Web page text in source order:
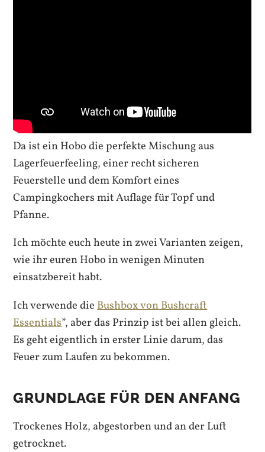
Da ist ein Hobo die perfekte Mischung aus
Lagerfeuerfeeling, einer recht sicheren
Feuerstelle und dem Komfort eines
Campingkochers mit Auflage für Topf und
Pfanne.
Ich möchte euch heute in zwei Varianten zeigen,
wie ihr euren Hobo in wenigen Minuten
einsatzbereit habt.
Ich verwende dieBushbox von Bushcraft
Essentials*, aber das Prinzip ist bei allen gleich.
Es geht eigentlich in erster Linie darum, das
Feuer zum Laufen zu bekommen.
GRUNDLAGE FÜR DEN ANFANG
Trockenes Holz, abgestorben und an der Luft
getrocknet.